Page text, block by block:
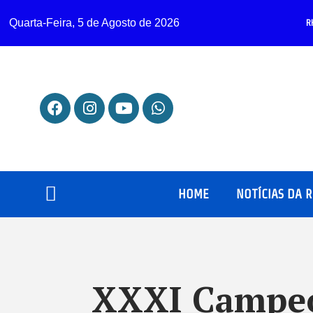
Quarta-Feira, 5 de Agosto de 2026
HOME NOTÍCIAS DA
XXXI